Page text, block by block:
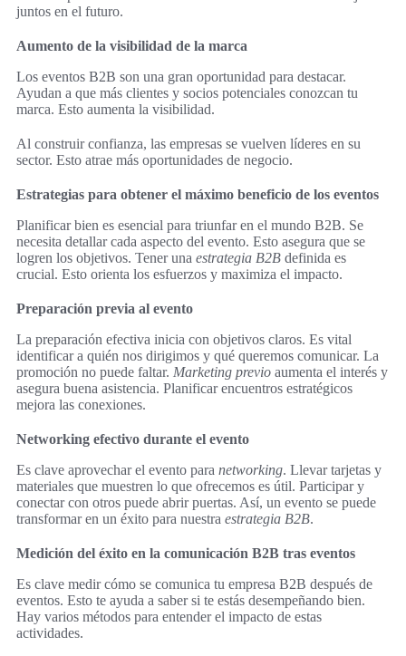
juntos en el futuro.
Aumento de la visibilidad de la marca
Los eventos B2B son una gran oportunidad para destacar.
Ayudan a que más clientes y socios potenciales conozcan tu
marca. Esto aumenta la visibilidad.
Al construir confianza, las empresas se vuelven líderes en su
sector. Esto atrae más oportunidades de negocio.
Estrategias para obtener el máximo beneficio de los eventos
Planificar bien es esencial para triunfar en el mundo B2B. Se
necesita detallar cada aspecto del evento. Esto asegura que se
logren los objetivos. Tener una estrategia B2B definida es
crucial. Esto orienta los esfuerzos y maximiza el impacto.
Preparación previa al evento
La preparación efectiva inicia con objetivos claros. Es vital
identificar a quién nos dirigimos y qué queremos comunicar. La
promoción no puede faltar. Marketing previo aumenta el interés y
asegura buena asistencia. Planificar encuentros estratégicos
mejora las conexiones.
Networking efectivo durante el evento
Es clave aprovechar el evento para networking. Llevar tarjetas y
materiales que muestren lo que ofrecemos es útil. Participar y
conectar con otros puede abrir puertas. Así, un evento se puede
transformar en un éxito para nuestra estrategia B2B.
Medición del éxito en la comunicación B2B tras eventos
Es clave medir cómo se comunica tu empresa B2B después de
eventos. Esto te ayuda a saber si te estás desempeñando bien.
Hay varios métodos para entender el impacto de estas
actividades.